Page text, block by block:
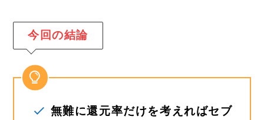
今回の結論
無難に還元率だけを考えればセブ